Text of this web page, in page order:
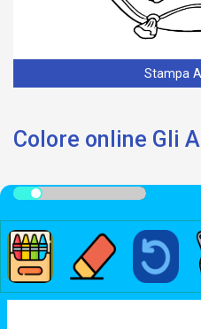
Stampa
Colore online Gli